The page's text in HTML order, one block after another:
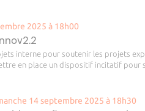
2025 à 18h00
interne pour soutenir les projets
en place un dispositif incitatif pour
14 septembre 2025 à 18h30